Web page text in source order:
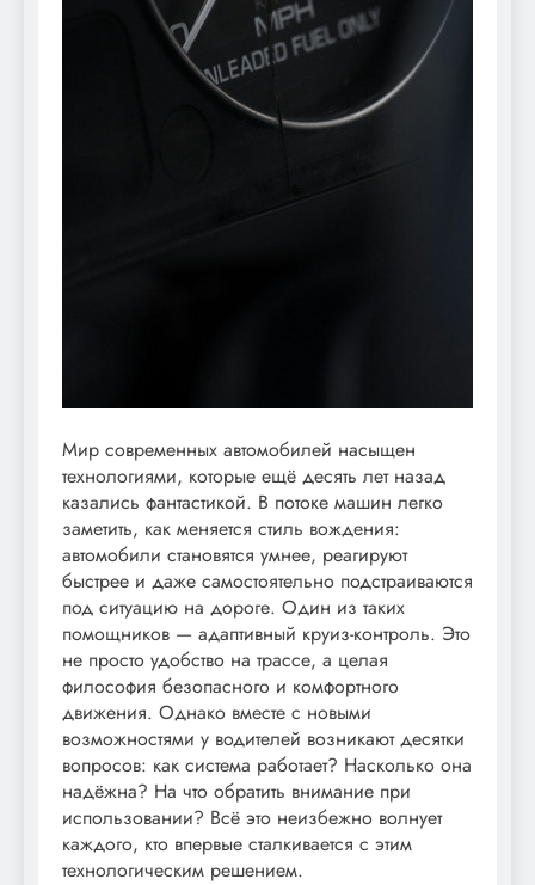
Мир современных автомобилей насыщен
технологиями, которые ещё десять лет назад
казались фантастикой. В потоке машин легко
заметить, как меняется стиль вождения:
автомобили становятся умнее, реагируют
быстрее и даже самостоятельно подстраиваются
под ситуацию на дороге. Один из таких
помощников — адаптивный круиз-контроль. Это
не просто удобство на трассе, а целая
философия безопасного и комфортного
движения. Однако вместе с новыми
возможностями у водителей возникают десятки
вопросов: как система работает? Насколько она
надёжна? На что обратить внимание при
использовании? Всё это неизбежно волнует
каждого, кто впервые сталкивается с этим
технологическим решением.